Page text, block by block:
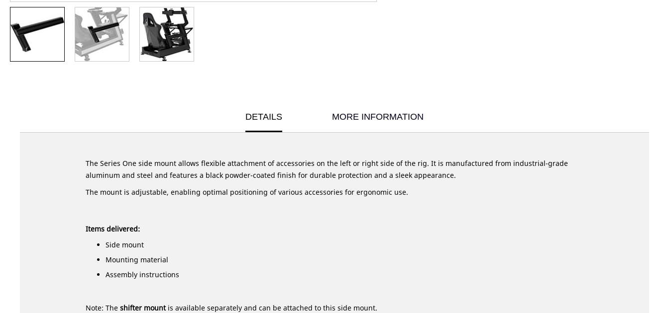
the
DETAILS MORE INFORMATION
The Series One side mount allows flexible attachment of accessories on the left or right side of the rig. It is manufactured from industrial-grade
aluminum and steel and features a black powder-coated finish for durable protection and a sleek appearance.
The mount is adjustable, enabling optimal positioning of various accessories for ergonomic use.
Items delivered:
Side mount
Mounting material
Assembly instructions
Note: The shifter mountis available separately and can be attached to this side mount.